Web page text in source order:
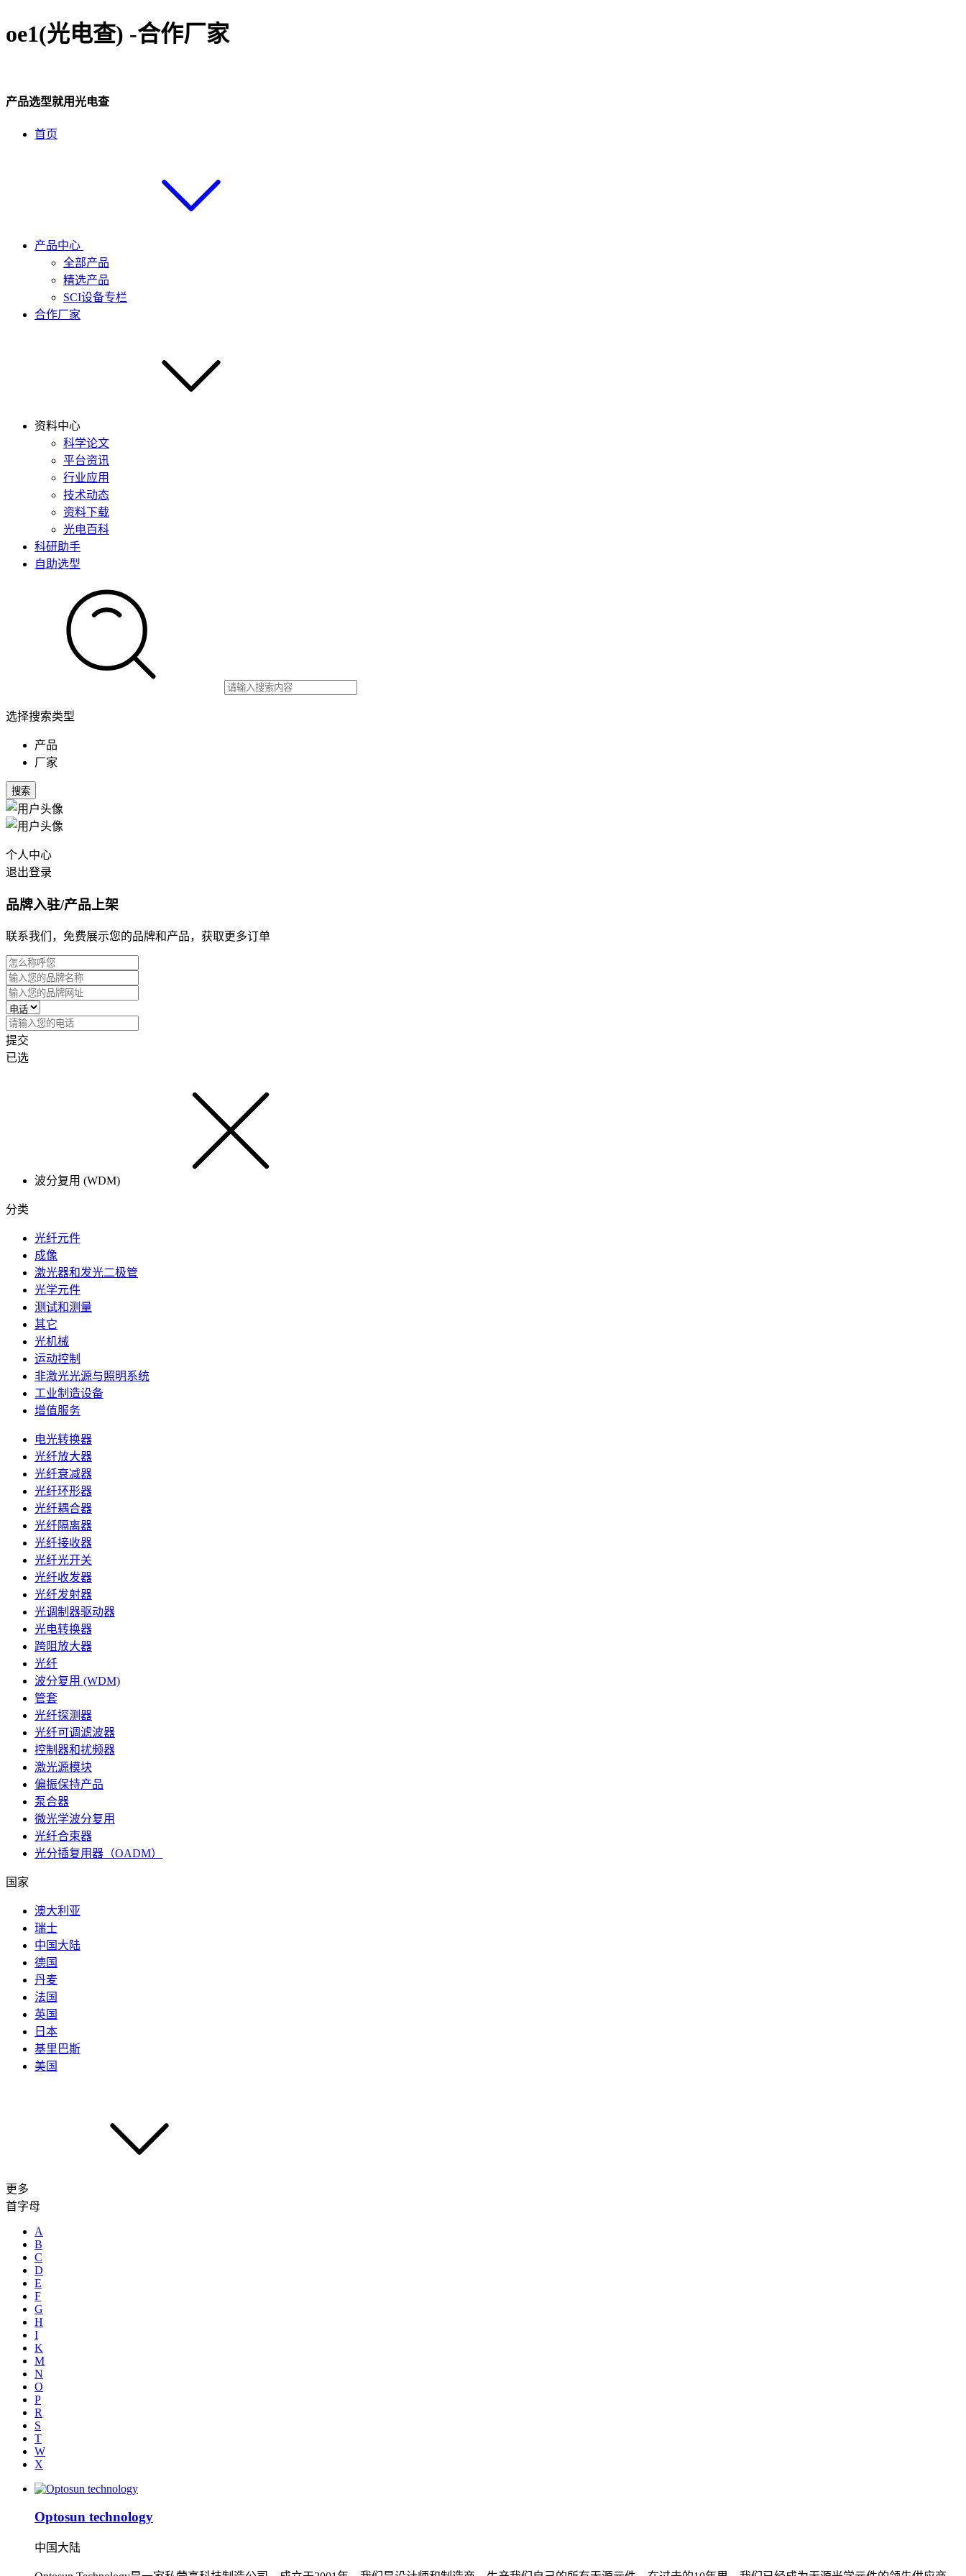
oe1(光电查) -合作厂家
产品选型就用光电查
首页
产品中心
全部产品
精选产品
SCI设备专栏
合作厂家
资料中心
科学论文
平台资讯
行业应用
技术动态
资料下载
光电百科
科研助手
自助选型
选择搜索类型
产品
厂家
搜索
个人中心
退出登录
品牌入驻/产品上架
联系我们，免费展示您的品牌和产品，获取更多订单
提交
已选
波分复用 (WDM)
分类
光纤元件
成像
激光器和发光二极管
光学元件
测试和测量
其它
光机械
运动控制
非激光光源与照明系统
工业制造设备
增值服务
电光转换器
光纤放大器
光纤衰减器
光纤环形器
光纤耦合器
光纤隔离器
光纤接收器
光纤光开关
光纤收发器
光纤发射器
光调制器驱动器
光电转换器
跨阻放大器
光纤
波分复用 (WDM)
管套
光纤探测器
光纤可调滤波器
控制器和扰频器
激光源模块
偏振保持产品
泵合器
微光学波分复用
光纤合束器
光分插复用器（OADM）
国家
澳大利亚
瑞士
中国大陆
德国
丹麦
法国
英国
日本
基里巴斯
美国
更多
首字母
A
B
C
D
E
F
G
H
I
K
M
N
O
P
R
S
T
W
X
Optosun technology
中国大陆